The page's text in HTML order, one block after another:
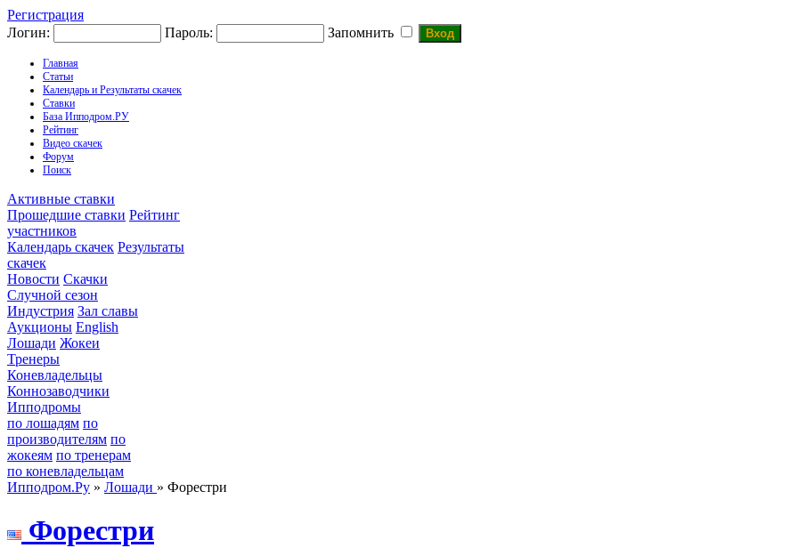
Регистрация
Логин:
Пароль: Запомнить
Главная
Статьи
Календарь и Результаты скачек
Ставки
База Ипподром.РУ
Рейтинг
Видео скачек
Форум
Поиск
Активные ставки
Прошедшие ставки Рейтинг
участников
Календарь скачек Результаты
скачек
Новости Скачки
Случной сезон
Индустрия Зал славы
Аукционы English
Лошади Жокеи
Тренеры
Коневладельцы
Коннозаводчики
Ипподромы
по лошадям по
производителям по
жокеям по тренерам
по коневладельцам
Ипподром.Ру » Лошади » Форестри
Фopестpи